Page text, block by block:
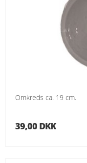
Omkreds ca. 19 cm.
39,00 DKK